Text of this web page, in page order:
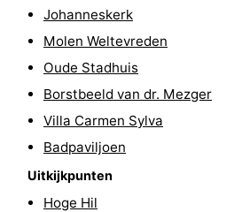
Wandelen
Paardrijden
Maneges
Golfbanen
Eten
Ringrijden
Johanneskerk
Molen Weltevreden
Oude Stadhuis
Borstbeeld van dr. Mezger
Villa Carmen Sylva
Badpaviljoen
Uitkijkpunten
Hoge Hil